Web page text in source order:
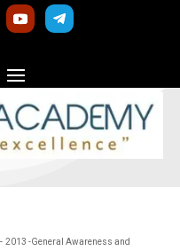
2013 -General Awareness and